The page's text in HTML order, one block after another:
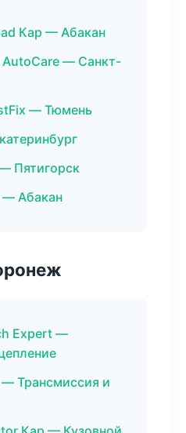
Кар — Абакан
AutoCare — Санкт-
— Тюмень
Пятигорск
— Абакан
Expert —
Трансмиссия и